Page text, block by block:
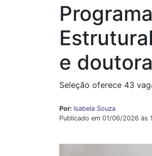
e
Seleção oferece 43
Por: Isabela Souza
Publicado em 01/06/2026 às